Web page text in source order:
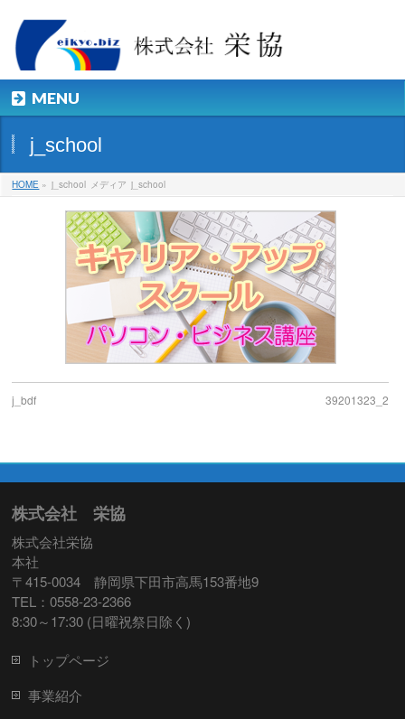
MENU
j_school
HOME » j_school メディア j_school
j_bdf 39201323_2
株式会社 栄協
株式会社栄協
本社
〒415-0034 静岡県下田市高馬153番地9
TEL：0558-23-2366
8:30～17:30 (日曜祝祭日除く)
トップページ
事業紹介